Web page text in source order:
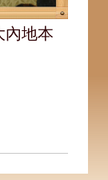
內地本